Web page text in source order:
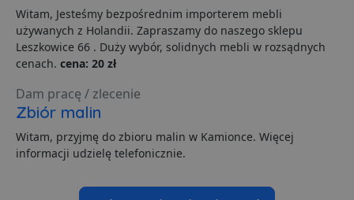
Witam, Jesteśmy bezpośrednim importerem mebli
używanych z Holandii. Zapraszamy do naszego sklepu
Leszkowice 66 . Duży wybór, solidnych mebli w rozsądnych
cenach. cena: 20 zł
Dam pracę / zlecenie
Zbiór malin
Witam, przyjmę do zbioru malin w Kamionce. Więcej
informacji udzielę telefonicznie.
VISITOR_PRIVACY_METADATA
Polityce prywatności Google